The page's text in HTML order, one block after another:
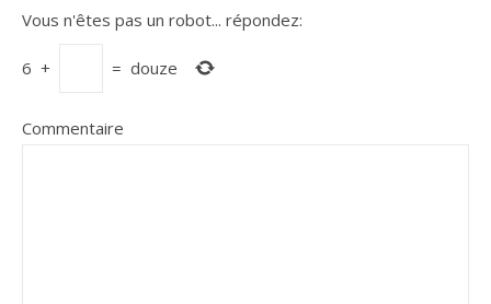
Vous n'êtes pas un robot... répondez:
6 + = douze
Commentaire